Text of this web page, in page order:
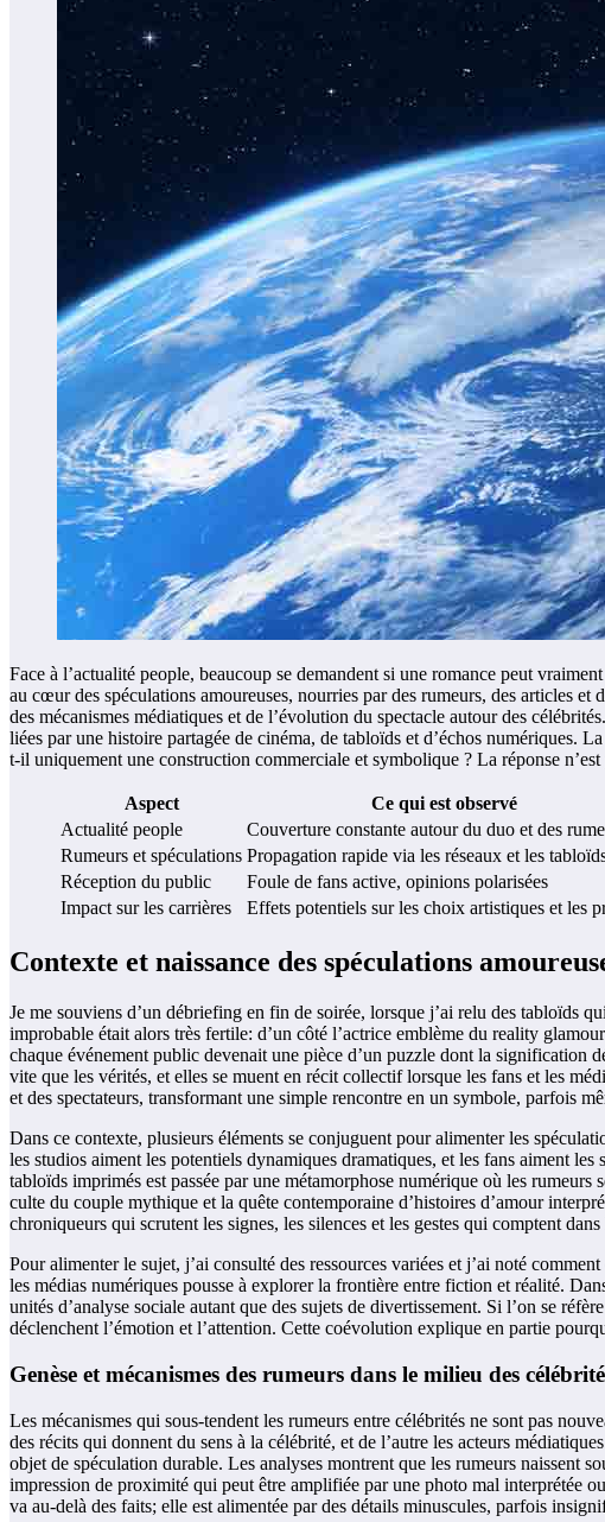
Face à l’actualité people, beaucoup se demandent si une romance peut
au cœur des spéculations amoureuses, nourries par des rumeurs, des articles et
des mécanismes médiatiques et de l’évolution du spectacle autour des
liées par une histoire partagée de cinéma, de tabloïds et d’échos numériques.
t-il uniquement une construction commerciale et symbolique ? La réponse
Aspect Ce qui est observé
Actualité people
Couverture constante autour du duo et des
Rumeurs et spéculations Propagation rapide via les réseaux et les
Réception du public
Foule de fans active, opinions polarisées
Impact sur les carrières
Effets potentiels sur les choix artistiques et les
Contexte et naissance des spéculations
Je me souviens d’un débriefing en fin de soirée, lorsque j’ai relu des tabloïds
improbable était alors très fertile: d’un côté l’actrice emblème du reality
chaque événement public devenait une pièce d’un puzzle dont la signification
vite que les vérités, et elles se muent en récit collectif lorsque les fans et les
et des spectateurs, transformant une simple rencontre en un symbole, parfois
Dans ce contexte, plusieurs éléments se conjuguent pour alimenter les
les studios aiment les potentiels dynamiques dramatiques, et les fans aiment
tabloïds imprimés est passée par une métamorphose numérique où les
culte du couple mythique et la quête contemporaine d’histoires d’amour
chroniqueurs qui scrutent les signes, les silences et les gestes qui comptent dans
Pour alimenter le sujet, j’ai consulté des ressources variées et j’ai noté
les médias numériques pousse à explorer la frontière entre fiction et réalité.
unités d’analyse sociale autant que des sujets de divertissement. Si l’on se
déclenchent l’émotion et l’attention. Cette coévolution explique en partie
Genèse et mécanismes des rumeurs dans le milieu des
Les mécanismes qui sous-tendent les rumeurs entre célébrités ne sont pas
des récits qui donnent du sens à la célébrité, et de l’autre les acteurs
objet de spéculation durable. Les analyses montrent que les rumeurs naissent
impression de proximité qui peut être amplifiée par une photo mal interprétée
va au-delà des faits; elle est alimentée par des détails minuscules, parfois